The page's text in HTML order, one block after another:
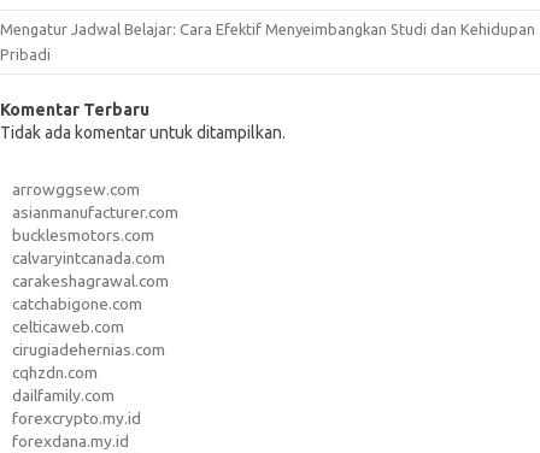
Mengatur Jadwal Belajar: Cara Efektif Menyeimbangkan Studi dan Kehidupan
Pribadi
Komentar Terbaru
Tidak ada komentar untuk ditampilkan.
arrowggsew.com
asianmanufacturer.com
bucklesmotors.com
calvaryintcanada.com
carakeshagrawal.com
catchabigone.com
celticaweb.com
cirugiadehernias.com
cqhzdn.com
dailfamily.com
forexcrypto.my.id
forexdana.my.id